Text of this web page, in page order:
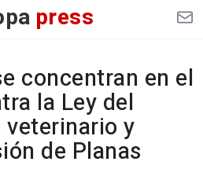
press
concentran en el
la Ley del
y
de Planas